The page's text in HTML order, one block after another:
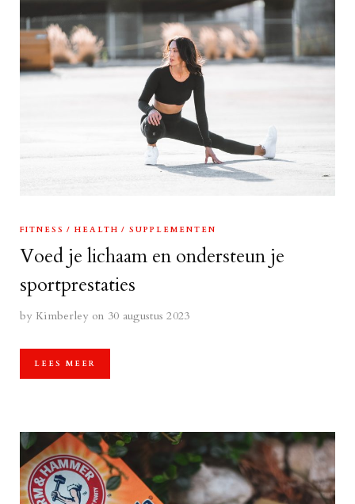
FITNESS HEALTH SUPPLEMENTEN
Voed je lichaam en ondersteun je
sportprestaties
by Kimberley on 30 augustus 2023
LEES MEER